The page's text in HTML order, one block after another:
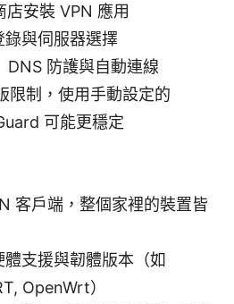
安裝 VPN 應用
錄與伺服器選擇
防護與自動連線
限制，使用手動設定的
可能更穩定
客戶端，整個家裡的裝置皆
支援與韌體版本（如
OpenWrt）